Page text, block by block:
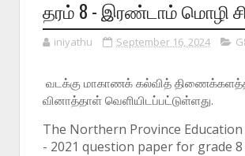
தரம் 8 - இரண்டாம் மொழி
iniyathu September 16, 2024
வடக்கு மாகாணக் கல்வித்
வினாத்தாள் வெளியிடப்பட்டுள்ளது.
The Northern Province
- 2021 question paper for grade